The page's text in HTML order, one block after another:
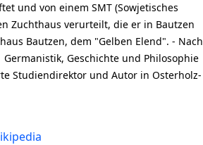
und von einem SMT (Sowjetisches
Zuchthaus verurteilt, die er in Bautzen
Bautzen, dem "Gelben Elend". - Nach
Geschichte und Philosophie
Studiendirektor und Autor in Osterholz-